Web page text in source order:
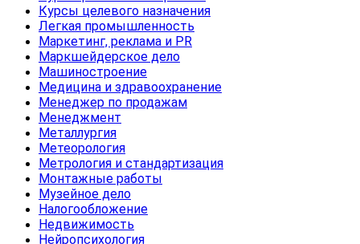
Курсы целевого назначения
Легкая промышленность
Маркетинг, реклама и PR
Маркшейдерское дело
Машиностроение
Медицина и здравоохранение
Менеджер по продажам
Менеджмент
Металлургия
Метеорология
Метрология и стандартизация
Монтажные работы
Музейное дело
Налогообложение
Недвижимость
Нейропсихология